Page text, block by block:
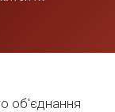
об'єднання